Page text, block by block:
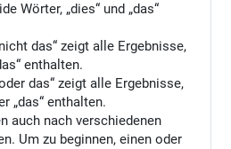
Wörter, „dies“ und „das“
das“zeigt alle Ergebnisse,
enthalten.
das“zeigt alle Ergebnisse,
„das“ enthalten.
auch nach verschiedenen
Um zu beginnen, einen oder